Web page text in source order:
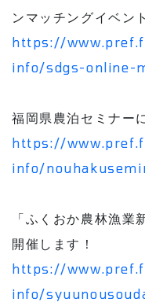
ンマッチングイベン
https://
info/sdgs-online-
福岡県農泊セミナー
https://
info/
「ふくおか農林漁業
開催します！
https://
info/